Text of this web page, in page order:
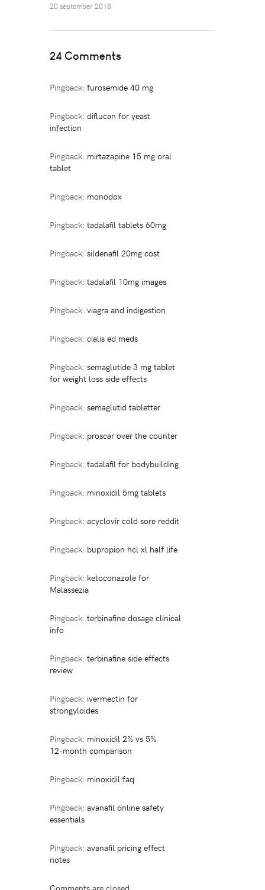
20 september 2018
24 Comments
Pingback: furosemide 40 mg
Pingback: diflucan for yeast
infection
Pingback: mirtazapine 15 mg oral
tablet
Pingback: monodox
Pingback: tadalafil tablets 60mg
Pingback: sildenafil 20mg cost
Pingback: tadalafil 10mg images
Pingback: viagra and indigestion
Pingback: cialis ed meds
Pingback: semaglutide 3 mg tablet
for weight loss side effects
Pingback: semaglutid tabletter
Pingback: proscar over the counter
Pingback: tadalafil for bodybuilding
Pingback: minoxidil 5mg tablets
Pingback: acyclovir cold sore reddit
Pingback: bupropion hcl xl half life
Pingback: ketoconazole for
Malassezia
Pingback: terbinafine dosage clinical
info
Pingback: terbinafine side effects
review
Pingback: ivermectin for
strongyloides
Pingback: minoxidil 2% vs 5%
12‑month comparison
Pingback: minoxidil faq
Pingback: avanafil online safety
essentials
Pingback: avanafil pricing effect
notes